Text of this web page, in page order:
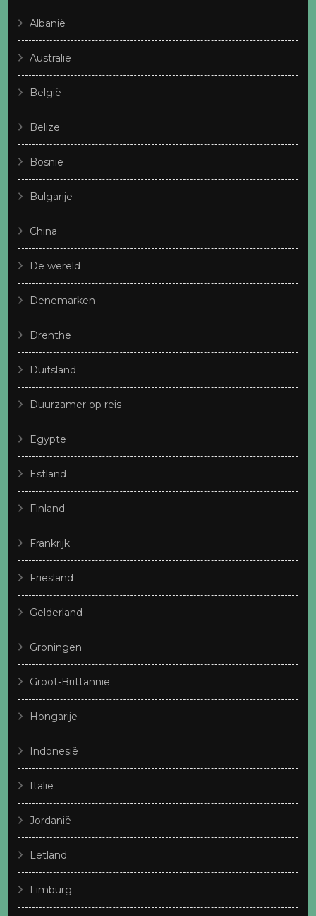
Albanië
Australië
België
Belize
Bosnië
Bulgarije
China
De wereld
Denemarken
Drenthe
Duitsland
Duurzamer op reis
Egypte
Estland
Finland
Frankrijk
Friesland
Gelderland
Groningen
Groot-Brittannië
Hongarije
Indonesië
Italië
Jordanië
Letland
Limburg